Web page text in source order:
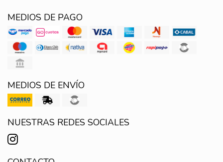
MEDIOS DE PAGO
MEDIOS DE ENVÍO
NUESTRAS REDES SOCIALES